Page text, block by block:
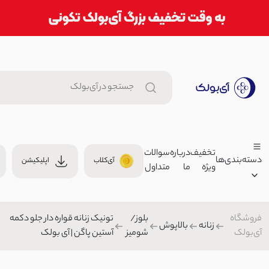
شومیز زنانه پری طرحدار | آی
دسته‌بندی‌ها
زنانه
تخفیف
ویژه
درباره
ما
سوالات
متداول
آی‌کلاب اپلیکیشن
فروشگاه
آی‌بولک
زنانه بالاپوش
بلوز/
شومیز
تونیک زنانه قواره دار جلو دکمه
آستین پاگن | آی بولک